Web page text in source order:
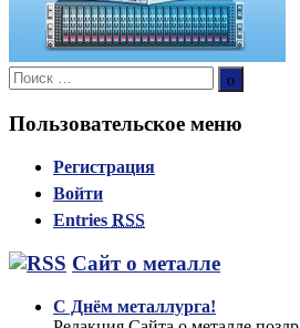
Поиск:
Поиск
Пользовательское меню
Регистрация
Войти
Entries RSS
Сайт о металле
С Днём металлурга!